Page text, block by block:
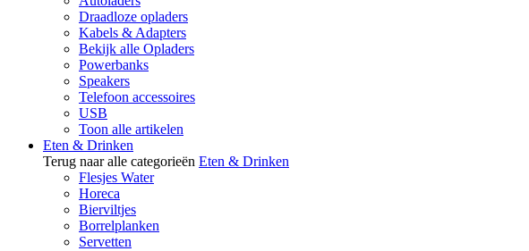
Draadloze opladers
Kabels & Adapters
Bekijk alle Opladers
Powerbanks
Speakers
Telefoon accessoires
USB
Toon alle artikelen
Eten & Drinken
Terug naar alle categorieën Eten & Drinken
Flesjes Water
Horeca
Bierviltjes
Borrelplanken
Servetten